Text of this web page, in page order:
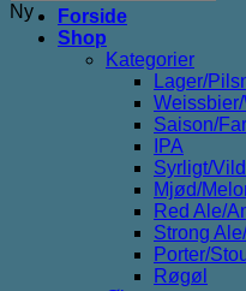
Forside
Shop
Kategorier
Lager/
Saison/
IPA
Syrligt/
Mjød/
Red Ale/
Strong
Porter/
Røgøl
Ny